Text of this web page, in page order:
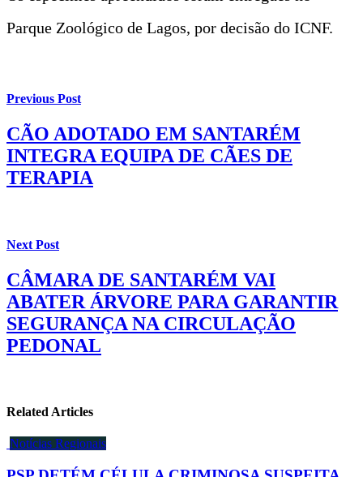
Parque Zoológico de Lagos, por decisão do ICNF.
Previous Post
CÃO ADOTADO EM SANTARÉM
INTEGRA EQUIPA DE CÃES DE
TERAPIA
Next Post
CÂMARA DE SANTARÉM VAI
ABATER ÁRVORE PARA GARANTIR
SEGURANÇA NA CIRCULAÇÃO
PEDONAL
Related Articles
Notícias Regionais